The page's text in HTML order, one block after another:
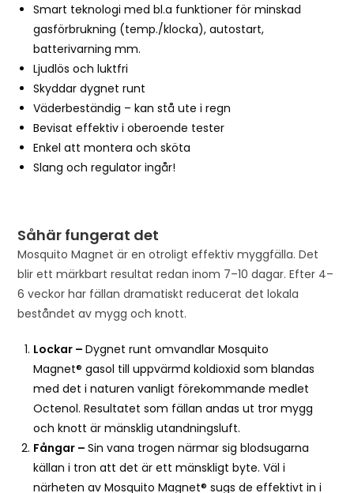
Smart teknologi med bl.a funktioner för minskad
gasförbrukning (temp./klocka), autostart,
batterivarning mm.
Ljudlös och luktfri
Skyddar dygnet runt
Väderbeständig – kan stå ute i regn
Bevisat effektiv i oberoende tester
Enkel att montera och sköta
Slang och regulator ingår!
Såhär fungerat det
Mosquito Magnet är en otroligt effektiv myggfälla. Det
blir ett märkbart resultat redan inom 7–10 dagar. Efter 4–
6 veckor har fällan dramatiskt reducerat det lokala
beståndet av mygg och knott.
Lockar –Dygnet runt omvandlar Mosquito
Magnet® gasol till uppvärmd koldioxid som blandas
med det i naturen vanligt förekommande medlet
Octenol. Resultatet som fällan andas ut tror mygg
och knott är mänsklig utandningsluft.
Fångar –Sin vana trogen närmar sig blodsugarna
källan i tron att det är ett mänskligt byte. Väl i
närheten av Mosquito Magnet® sugs de effektivt in i